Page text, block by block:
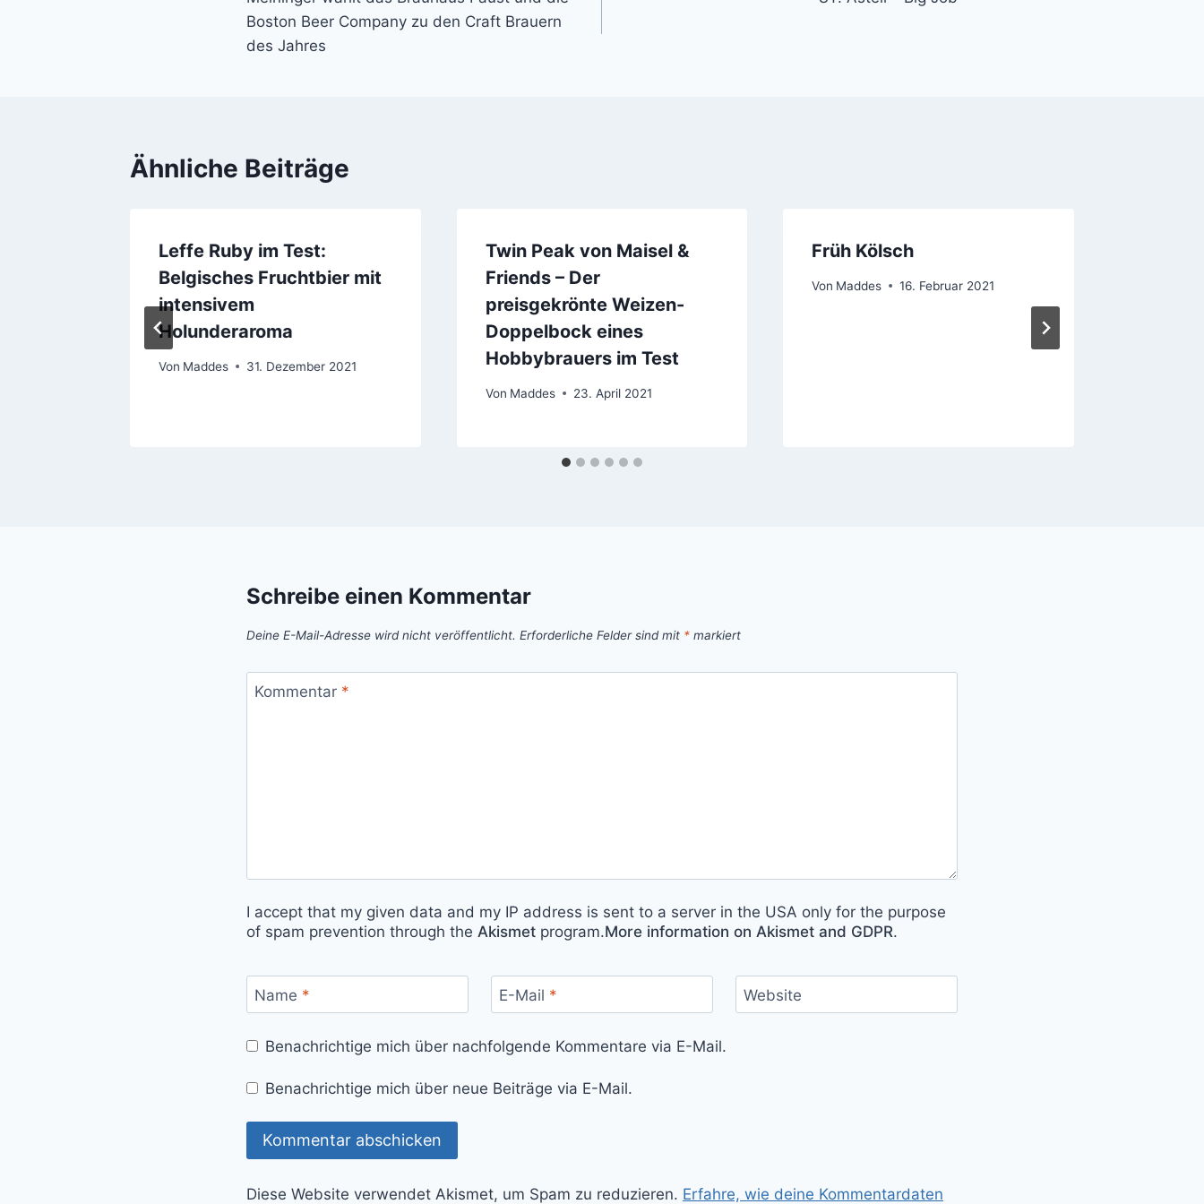
Boston Beer Company zu den Craft Brauern
des Jahres
Ähnliche Beiträge
Leffe Ruby im Test:
Belgisches Fruchtbier mit
intensivem
Holunderaroma
Von Maddes 31. Dezember 2021
Twin Peak von Maisel &
Friends – Der
preisgekrönte Weizen-
Doppelbock eines
Hobbybrauers im Test
Von Maddes 23. April 2021
Früh Kölsch
Von Maddes 16. Februar 2021
Schreibe einen Kommentar
Deine E-Mail-Adresse wird nicht veröffentlicht. Erforderliche Felder sind mit * markiert
Kommentar *
I accept that my given data and my IP address is sent to a server in the USA only for the purpose
of spam prevention through the Akismet program.More information on Akismet and GDPR.
Name * E-Mail * Website
Benachrichtige mich über nachfolgende Kommentare via E-Mail.
Benachrichtige mich über neue Beiträge via E-Mail.
Diese Website verwendet Akismet, um Spam zu reduzieren. Erfahre, wie deine Kommentardaten